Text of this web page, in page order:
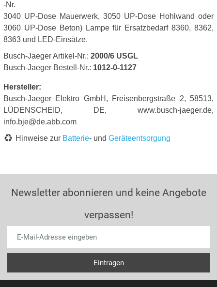
-Nr.
3040 UP-Dose Mauerwerk, 3050 UP-Dose Hohlwand oder
3060 UP-Dose Beton) Lampe für Ersatzbedarf 8360, 8362,
8363 und LED-Einsätze.
Busch-Jaeger Artikel-Nr.: 2000/6 USGL
Busch-Jaeger Bestell-Nr.: 1012-0-1127
Hersteller:
Busch-Jaeger Elektro GmbH, Freisenbergstraße 2, 58513,
LÜDENSCHEID, DE, www.busch-jaeger.de,
info.bje@de.abb.com
Hinweise zur Batterie- und Geräteentsorgung
Newsletter abonnieren und keine Angebote
verpassen!